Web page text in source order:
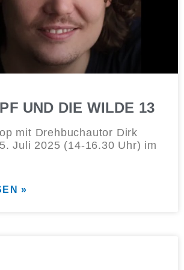
UND DIE WILDE 13
mit Drehbuchautor Dirk
Juli 2025 (14-16.30 Uhr) im
»